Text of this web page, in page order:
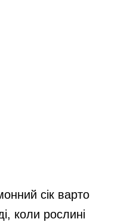
сік варто
коли рослині